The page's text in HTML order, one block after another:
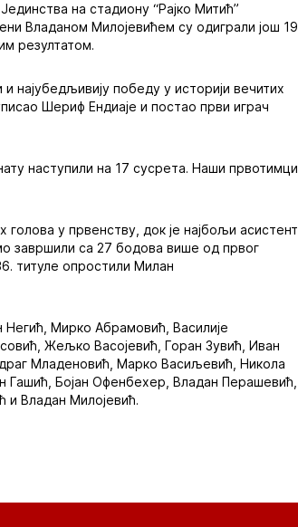
на стадиону “Рајко Митић”
Владаном Милојевићем су одиграли још 19
резултатом.
победу у историји вечитих
Шериф Ендиаје и постао први играч
наступили на 17 сусрета. Наши првотимци
у првенству, док је најбољи асистент
завршили са 27 бодова више од првог
титуле опростили Милан
Мирко Абрамовић, Василије
Жељко Васојевић, Горан Зувић, Иван
Младеновић, Марко Васиљевић, Никола
Бојан Офенбехер, Владан Перашевић,
и Владан Милојевић.